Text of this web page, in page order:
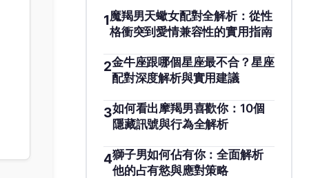
1魔羯男天蠍女配對全解析：從性
格衝突到愛情兼容性的實用指南
2金牛座跟哪個星座最不合？星座
配對深度解析與實用建議
3如何看出摩羯男喜歡你：10個
隱藏訊號與行為全解析
4獅子男如何佔有你：全面解析
他的占有慾與應對策略